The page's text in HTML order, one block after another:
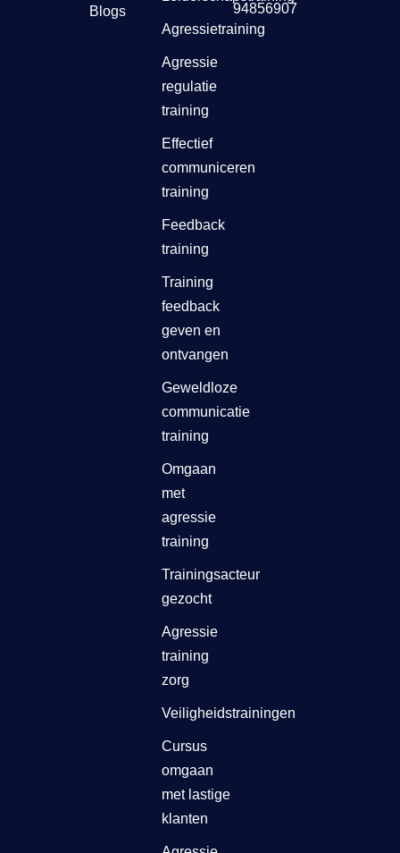
Blogs
Agressietraining
Agressie
regulatie
training
Effectief
communiceren
training
Feedback
training
Training
feedback
geven en
ontvangen
Geweldloze
communicatie
training
Omgaan
met
agressie
training
Trainingsacteur
gezocht
Agressie
training
zorg
Veiligheidstrainingen
Cursus
omgaan
met lastige
klanten
94856907